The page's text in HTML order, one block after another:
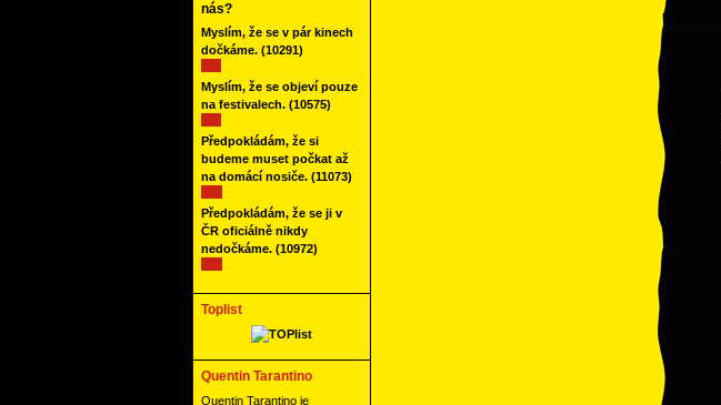
nás?
Myslím, že se v pár kinech
dočkáme.(10291)
Myslím, že se objeví pouze
na festivalech.(10575)
Předpokládám, že si
budeme muset počkat až
na domácí nosiče.(11073)
Předpokládám, že se ji v
ČR oficiálně nikdy
nedočkáme.(10972)
Toplist
Quentin Tarantino
Quentin Tarantino je